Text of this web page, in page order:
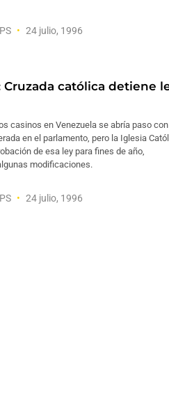
24 julio, 1996
Cruzada católica detiene
casinos en Venezuela se abría paso con
en el parlamento, pero la Iglesia
de esa ley para fines de año,
modificaciones.
24 julio, 1996